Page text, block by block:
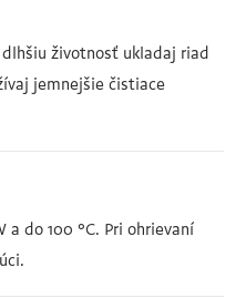
životnosť ukladaj riad
jemnejšie čistiace
do 100 °C. Pri ohrievaní